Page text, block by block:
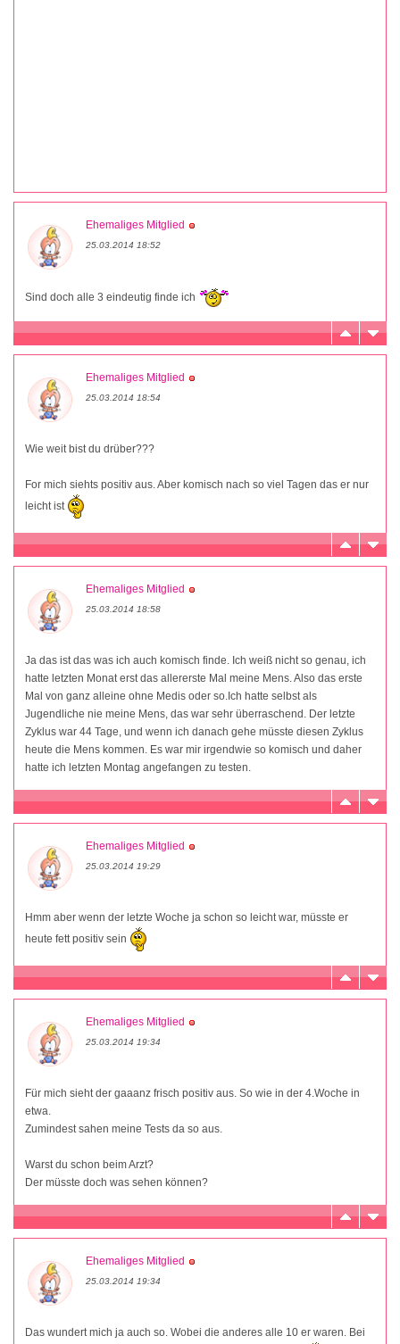
Ehemaliges Mitglied
25.03.2014 18:52
Sind doch alle 3 eindeutig finde ich
Ehemaliges Mitglied
25.03.2014 18:54
Wie weit bist du drüber???
For mich siehts positiv aus. Aber komisch nach so viel Tagen das er nur
leicht ist
Ehemaliges Mitglied
25.03.2014 18:58
Ja das ist das was ich auch komisch finde. Ich weiß nicht so genau, ich
hatte letzten Monat erst das allererste Mal meine Mens. Also das erste
Mal von ganz alleine ohne Medis oder so.Ich hatte selbst als
Jugendliche nie meine Mens, das war sehr überraschend. Der letzte
Zyklus war 44 Tage, und wenn ich danach gehe müsste diesen Zyklus
heute die Mens kommen. Es war mir irgendwie so komisch und daher
hatte ich letzten Montag angefangen zu testen.
Ehemaliges Mitglied
25.03.2014 19:29
Hmm aber wenn der letzte Woche ja schon so leicht war, müsste er
heute fett positiv sein
Ehemaliges Mitglied
25.03.2014 19:34
Für mich sieht der gaaanz frisch positiv aus. So wie in der 4.Woche in
etwa.
Zumindest sahen meine Tests da so aus.
Warst du schon beim Arzt?
Der müsste doch was sehen können?
Ehemaliges Mitglied
25.03.2014 19:34
Das wundert mich ja auch so. Wobei die anderes alle 10 er waren. Bei